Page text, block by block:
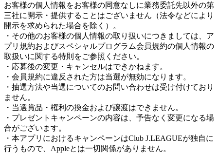
お客様の個人情報をお客様の同意なしに業務委託先以外の第
三社に開示・提供することはございません（法令などにより
開示を求められた場合を除く）。
・その他のお客様の個人情報の取り扱いにつきましては、ア
プリ規約およびスペシャルプログラム会員規約の個人情報の
取扱いに関する特則をご参照ください。
・応募後の変更・キャンセルはできかねます。
・会員規約に違反された方は当選が無効になります。
・抽選方法や当選についてのお問い合わせは受け付けており
ません。
・当選賞品・権利の換金および譲渡はできません。
・プレゼントキャンペーンの内容は、予告なく変更になる場
合がございます。
・本アプリにおけるキャンペーンはClub J.LEAGUEが独自に
行うもので、Appleとは一切関係がありません。